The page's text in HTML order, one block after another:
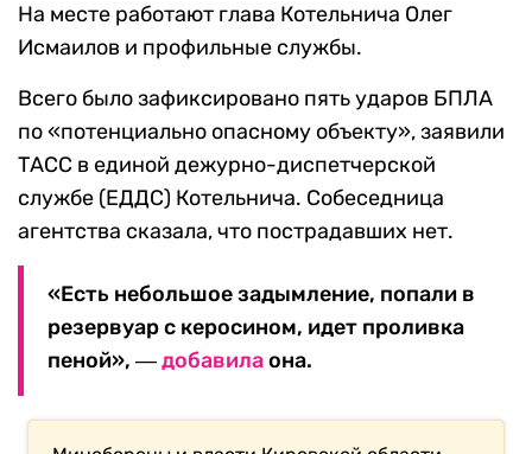
На месте работают глава Котельнича Олег
Исмаилов и профильные службы.
Всего было зафиксировано пять ударов БПЛА
по «потенциально опасному объекту», заявили
ТАСС в единой дежурно-диспетчерской
службе (ЕДДС) Котельнича. Собеседница
агентства сказала, что пострадавших нет.
«Есть небольшое задымление, попали в
резервуар с керосином, идет проливка
пеной», ―добавилаона.